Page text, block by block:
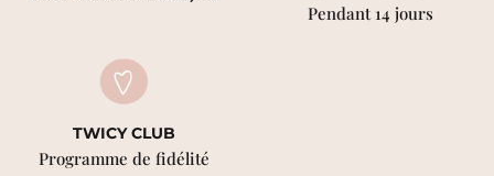
Pendant 14 jours
TWICY CLUB
Programme de fidélité